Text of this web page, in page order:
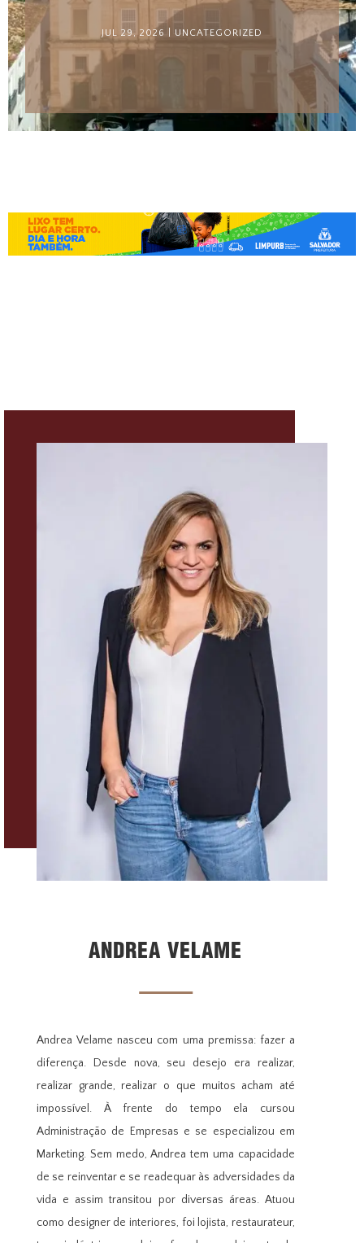
JUL 29, 2026 UNCATEGORIZED
ANDREA VELAME
Andrea Velame nasceu com uma premissa: fazer a
diferença. Desde nova, seu desejo era realizar,
realizar grande, realizar o que muitos acham até
impossível. À frente do tempo ela cursou
Administração de Empresas e se especializou em
Marketing. Sem medo, Andrea tem uma capacidade
de se reinventar e se readequar às adversidades da
vida e assim transitou por diversas áreas. Atuou
como designer de interiores, foi lojista, restaurateur,